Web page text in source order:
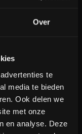
Over
te
media te bieden
Ook delen we
met onze
en analyse. Deze
op de hoogte te
deals en meer
je eerstvolgende